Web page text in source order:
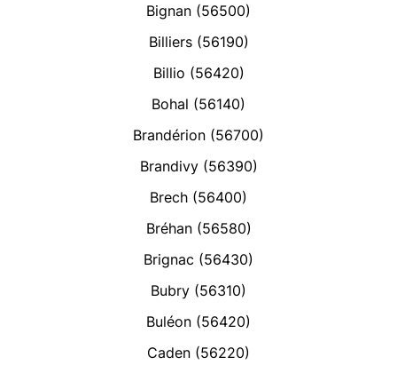
Bignan (56500)
Billiers (56190)
Billio (56420)
Bohal (56140)
Brandérion (56700)
Brandivy (56390)
Brech (56400)
Bréhan (56580)
Brignac (56430)
Bubry (56310)
Buléon (56420)
Caden (56220)